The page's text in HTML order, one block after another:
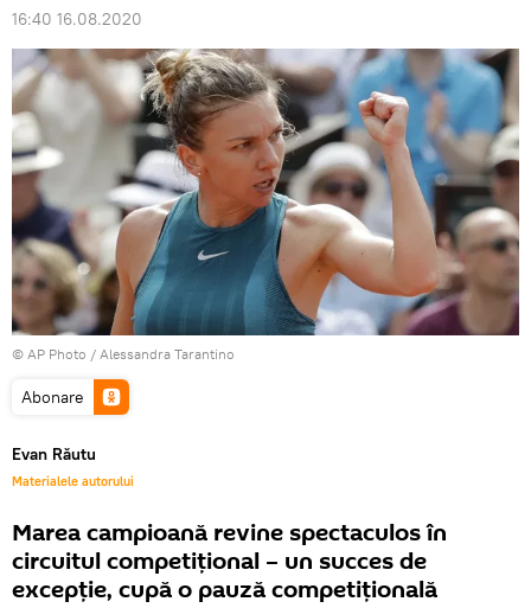
16:40 16.08.2020
© AP Photo / Alessandra Tarantino
Abonare
Evan Răutu
Materialele autorului
Marea campioană revine spectaculos în
circuitul competițional – un succes de
excepție, cupă o pauză competițională